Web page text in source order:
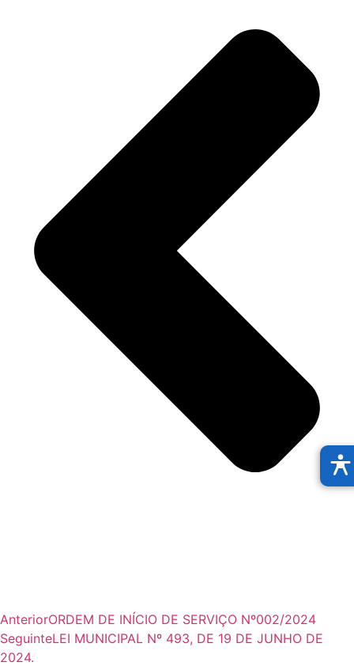
AnteriorORDEM DE INÍCIO DE SERVIÇO Nº002/2024
SeguinteLEI MUNICIPAL Nº 493, DE 19 DE JUNHO DE
2024.